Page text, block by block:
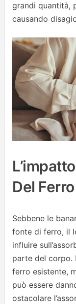
grandi quantità,
causando
Del Ferro
Sebbene le
fonte di ferro, il
influire
parte del corpo.
ferro esistente,
può essere
ostacolare